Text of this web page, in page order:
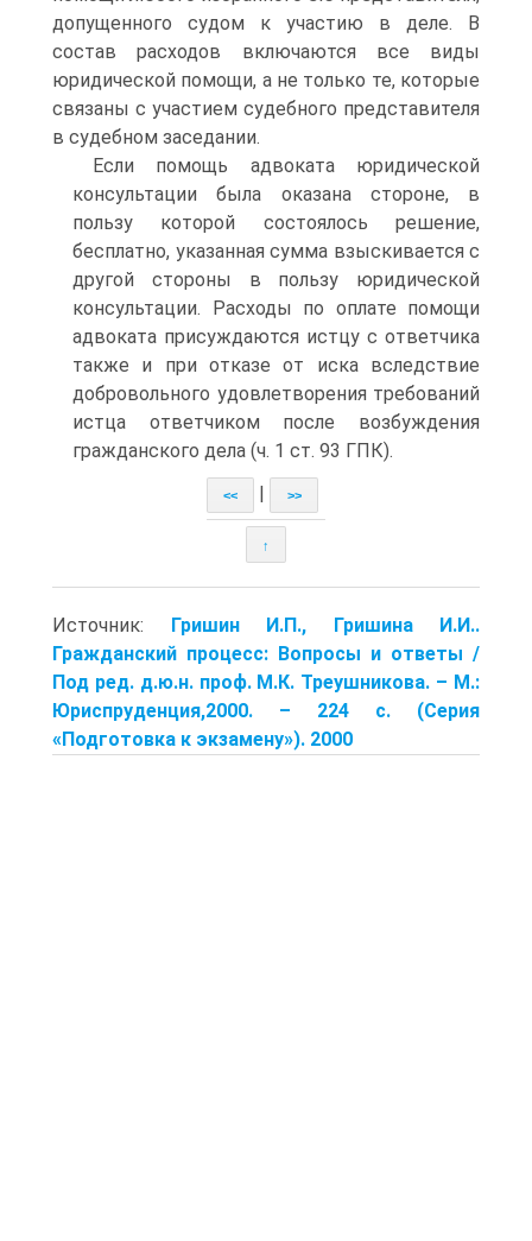
допущенного судом к участию в деле. В
состав расходов включаются все виды
юридической помощи, а не только те, которые
связаны с участием судебного представителя
в судебном заседании.
Если помощь адвоката юридической
консультации была оказана стороне, в
пользу которой состоялось решение,
бесплатно, указанная сумма взыскивается с
другой стороны в пользу юридической
консультации. Расходы по оплате помощи
адвоката присуждаются истцу с ответчика
также и при отказе от иска вследствие
добровольного удовлетворения требований
истца ответчиком после возбуждения
гражданского дела (ч. 1 ст. 93 ГПК).
<< >>
↑
Источник: Гришин И.П., Гришина И.И..
Гражданский процесс: Вопросы и ответы /
Под ред. д.ю.н. проф. М.К. Треушникова. – М.:
Юриспруденция,2000. – 224 с. (Серия
«Подготовка к экзамену»). 2000